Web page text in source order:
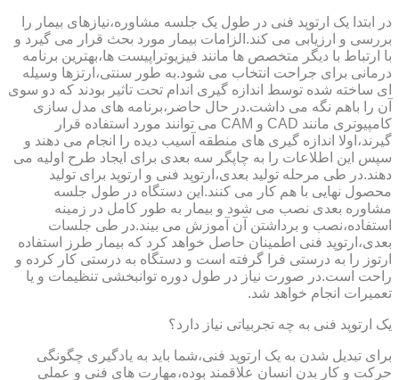
در ابتدا یک ارتوپد فنی در طول یک جلسه مشاوره،نیازهای بیمار را
بررسی و ارزیابی می کند.الزامات بیمار مورد بحث قرار می گیرد و
با ارتباط با دیگر متخصص ها مانند فیزیوتراپیست ها،بهترین برنامه
درمانی برای جراحت انتخاب می شود.به طور سنتی،ارتزها وسیله
ای ساخته شده توسط اندازه گیری اندام تحت تاثیر بودند که دو سوی
آن را باهم نگه می داشت.در حال حاضر،برنامه های مدل سازی
کامپیوتری مانند CAD و CAM می توانند مورد استفاده قرار
گیرند،اولا اندازه گیری های منطقه آسیب دیده را انجام می دهند و
سپس این اطلاعات را به چاپگر سه بعدی برای ایجاد طرح اولیه می
دهند.در طی مرحله تولید بعدی،ارتوپد فنی و ارتوپد برای تولید
محصول نهایی با هم کار می کنند.این دستگاه در طول جلسه
مشاوره بعدی نصب می شود و بیمار به طور کامل در زمینه
استفاده،نصب و برداشتن آن آموزش می بیند.در طی جلسات
بعدی،ارتوپد فنی اطمینان حاصل خواهد کرد که بیمار طرز استفاده
ارتوز را به درستی فرا گرفته است و دستگاه به درستی کار کرده و
راحت است.در صورت نیاز در طول دوره توانبخشی تنظیمات و یا
تعمیرات انجام خواهد شد.
یک ارتوپد فنی به چه تجربیاتی نیاز دارد؟
برای تبدیل شدن به یک ارتوپد فنی،شما باید به یادگیری چگونگی
حرکت و کار بدن انسان علاقمند بوده،مهارت های فنی و عملی